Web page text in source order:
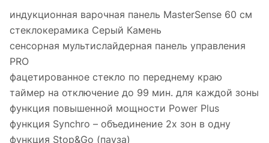
индукционная варочная панель MasterSense 60 см
стеклокерамика Серый Камень
сенсорная мультислайдерная панель управления
PRO
фацетированное стекло по переднему краю
таймер на отключение до 99 мин. для каждой зоны
функция повышенной мощности Power Plus
функция Synchro – объединение 2х зон в одну
функция Stop&Go (пауза)